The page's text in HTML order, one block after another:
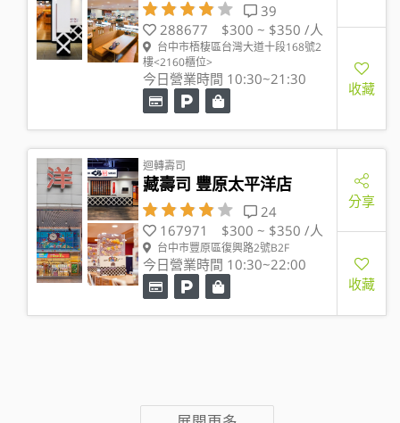
39
288677
$300 ~ $350 /人
台中市梧棲區台灣大道十段168號2
樓<2160櫃位>
今日營業時間 10:30~21:30
收藏
迴轉壽司
藏壽司 豐原太平洋店
24
167971
$300 ~ $350 /人
台中市豐原區復興路2號B2F
今日營業時間 10:30~22:00
分享
收藏